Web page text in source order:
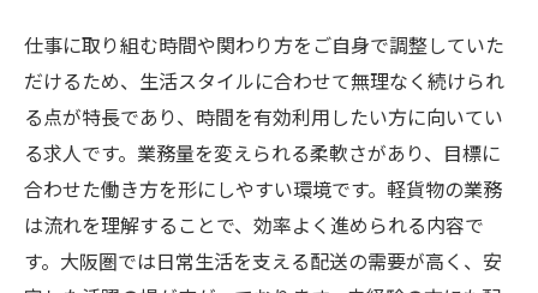
仕事に取り組む時間や関わり方をご自身で調整していた
だけるため、生活スタイルに合わせて無理なく続けられ
る点が特長であり、時間を有効利用したい方に向いてい
る求人です。業務量を変えられる柔軟さがあり、目標に
合わせた働き方を形にしやすい環境です。軽貨物の業務
は流れを理解することで、効率よく進められる内容で
す。大阪圏では日常生活を支える配送の需要が高く、安